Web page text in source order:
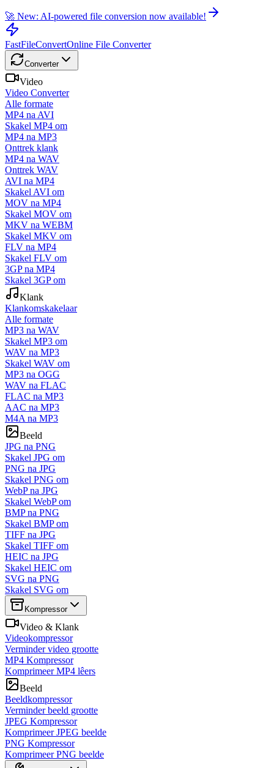
🚀 New: AI-powered file conversion now available!
FastFileConvertOnline File Converter
Converter
Video
Video Converter
Alle formate
MP4 na AVI
Skakel MP4 om
MP4 na MP3
Onttrek klank
MP4 na WAV
Onttrek WAV
AVI na MP4
Skakel AVI om
MOV na MP4
Skakel MOV om
MKV na WEBM
Skakel MKV om
FLV na MP4
Skakel FLV om
3GP na MP4
Skakel 3GP om
Klank
Klankomskakelaar
Alle formate
MP3 na WAV
Skakel MP3 om
WAV na MP3
Skakel WAV om
MP3 na OGG
WAV na FLAC
FLAC na MP3
AAC na MP3
M4A na MP3
Beeld
JPG na PNG
Skakel JPG om
PNG na JPG
Skakel PNG om
WebP na JPG
Skakel WebP om
BMP na PNG
Skakel BMP om
TIFF na JPG
Skakel TIFF om
HEIC na JPG
Skakel HEIC om
SVG na PNG
Skakel SVG om
Kompressor
Video & Klank
Videokompressor
Verminder video grootte
MP4 Kompressor
Komprimeer MP4 lêers
Beeld
Beeldkompressor
Verminder beeld grootte
JPEG Kompressor
Komprimeer JPEG beelde
PNG Kompressor
Komprimeer PNG beelde